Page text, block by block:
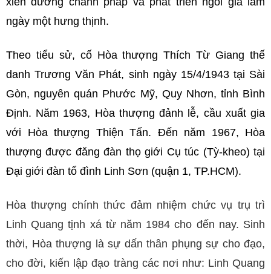
ngày một hưng thịnh.
Theo tiểu sử, cố Hòa thượng Thích Từ Giang thế
danh Trương Văn Phát, sinh ngày 15/4/1943 tại Sài
Gòn, nguyên quán Phước Mỹ, Quy Nhơn, tỉnh Bình
Định. Năm 1963, Hòa thượng đảnh lễ, cầu xuất gia
với Hòa thượng Thiện Tấn. Đến năm 1967, Hòa
thượng được đăng đàn thọ giới Cụ túc (Tỳ-kheo) tại
Đại giới đàn tổ đình Linh Sơn (quận 1, TP.HCM).
Hòa thượng chính thức đảm nhiệm chức vụ trụ trì
Linh Quang tịnh xá từ năm 1984 cho đến nay. Sinh
thời, Hòa thượng là sự dấn thân phụng sự cho đạo,
cho đời, kiến lập đạo tràng các nơi như: Linh Quang